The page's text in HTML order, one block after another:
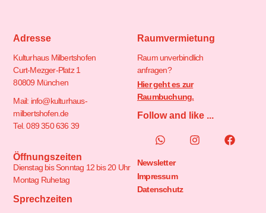
Adresse
Kulturhaus Milbertshofen
Curt-Mezger-Platz 1
80809 München
Mail: info@kulturhaus-
milbertshofen.de
Tel. 089 350 636 39
Öffnungszeiten
Dienstag bis Sonntag 12 bis 20 Uhr
Montag Ruhetag
Sprechzeiten
Raumvermietung
Raum unverbindlich
anfragen?
Hier geht es zur
Raumbuchung.
Follow and like ...
Newsletter
Impressum
Datenschutz